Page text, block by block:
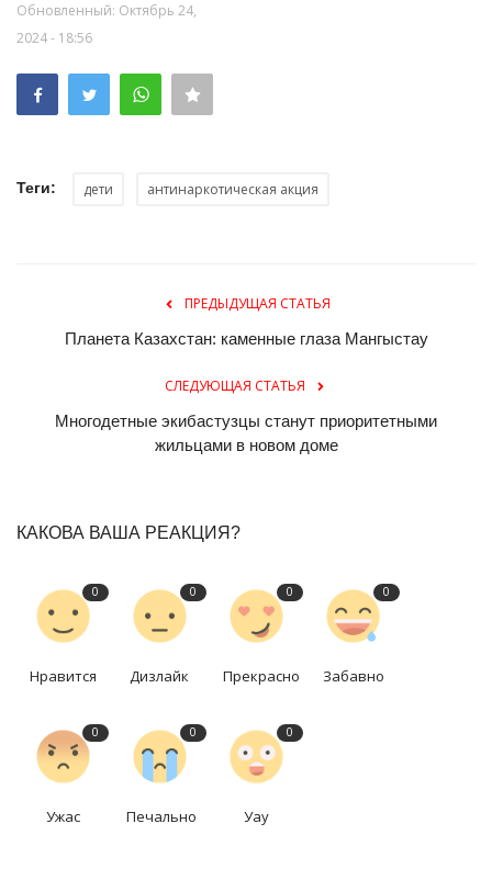
Обновленный: Октябрь 24,
2024 - 18:56
Теги: дети антинаркотическая акция
ПРЕДЫДУЩАЯ СТАТЬЯ
Планета Казахстан: каменные глаза Мангыстау
СЛЕДУЮЩАЯ СТАТЬЯ
Многодетные экибастузцы станут приоритетными
жильцами в новом доме
КАКОВА ВАША РЕАКЦИЯ?
0
Нравится
0
Дизлайк
0
Прекрасно
0
Забавно
0
Ужас
0
Печально
0
Уау